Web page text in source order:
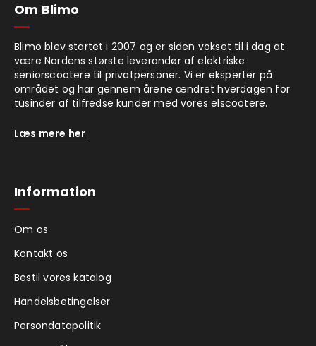
Om Blimo
Blimo blev startet i 2007 og er siden vokset til i dag at
være Nordens største leverandør af elektriske
seniorscootere til privatpersoner. Vi er eksperter på
området og har gennem årene ændret hverdagen for
tusinder af tilfredse kunder med vores elscootere.
Læs mere her
Information
Om os
Kontakt os
Bestil vores katalog
Handelsbetingelser
Persondatapolitik